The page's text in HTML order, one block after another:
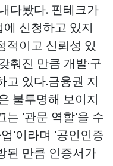
다봤다. 핀테크가
신청하고 있지
적이고 신뢰성 있
춰진 만큼 개발·구
고 있다.금융권 지
불투명해 보이지
는 '관문 역할'을 수
'이라며 '공인인증
된 만큼 인증서가